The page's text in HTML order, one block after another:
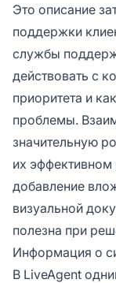
Это описание
поддержки
службы
действовать с
приоритета и
проблемы.
значительную
их
добавление
визуальной
полезна при
Информация о
В LiveAgent